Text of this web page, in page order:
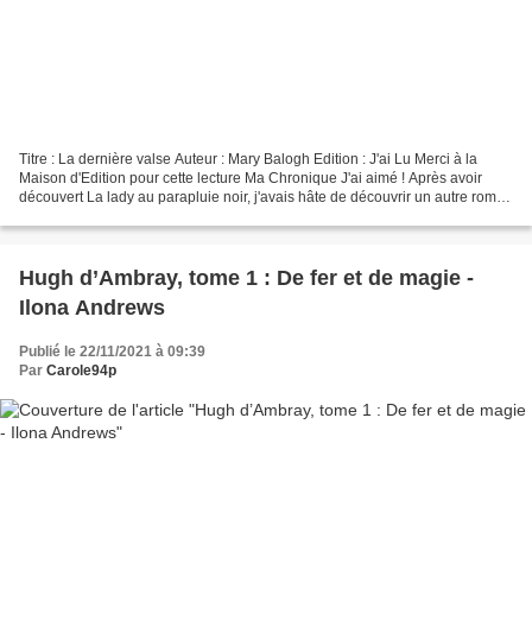
Titre : La dernière valse Auteur : Mary Balogh Edition : J'ai Lu Merci à la
Maison d'Edition pour cette lecture Ma Chronique J'ai aimé ! Après avoir
découvert La lady au parapluie noir, j'avais hâte de découvrir un autre roman
Hugh d’Ambray, tome 1 : De fer et de magie -
Ilona Andrews
Publié le 22/11/2021 à 09:39
Par Carole94p